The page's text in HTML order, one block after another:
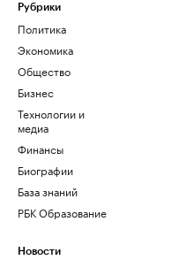
Рубрики
Политика
Экономика
Общество
Бизнес
Технологии и
медиа
Финансы
Биографии
База знаний
РБК Образование
Новости